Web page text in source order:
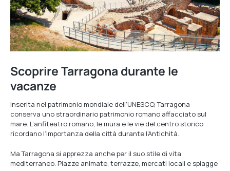
Scoprire Tarragona durante le
vacanze
Inserita nel patrimonio mondiale dell’UNESCO, Tarragona
conserva uno straordinario patrimonio romano affacciato sul
mare. L’anfiteatro romano, le mura e le vie del centro storico
ricordano l’importanza della città durante l’Antichità.
Ma Tarragona si apprezza anche per il suo stile di vita
mediterraneo. Piazze animate, terrazze, mercati locali e spiagge